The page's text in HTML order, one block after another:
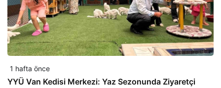
1 hafta önce
YYÜ Van Kedisi Merkezi: Yaz Sezonunda Ziyaretçi